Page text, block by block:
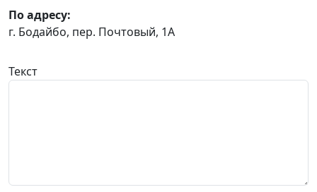
По адресу:
г. Бодайбо, пер. Почтовый, 1А
Текст